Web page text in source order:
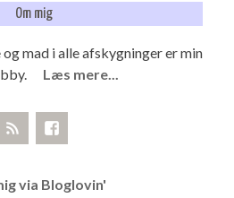
Om mig
mad i alle afskygninger er min
Læs mere...
via Bloglovin'